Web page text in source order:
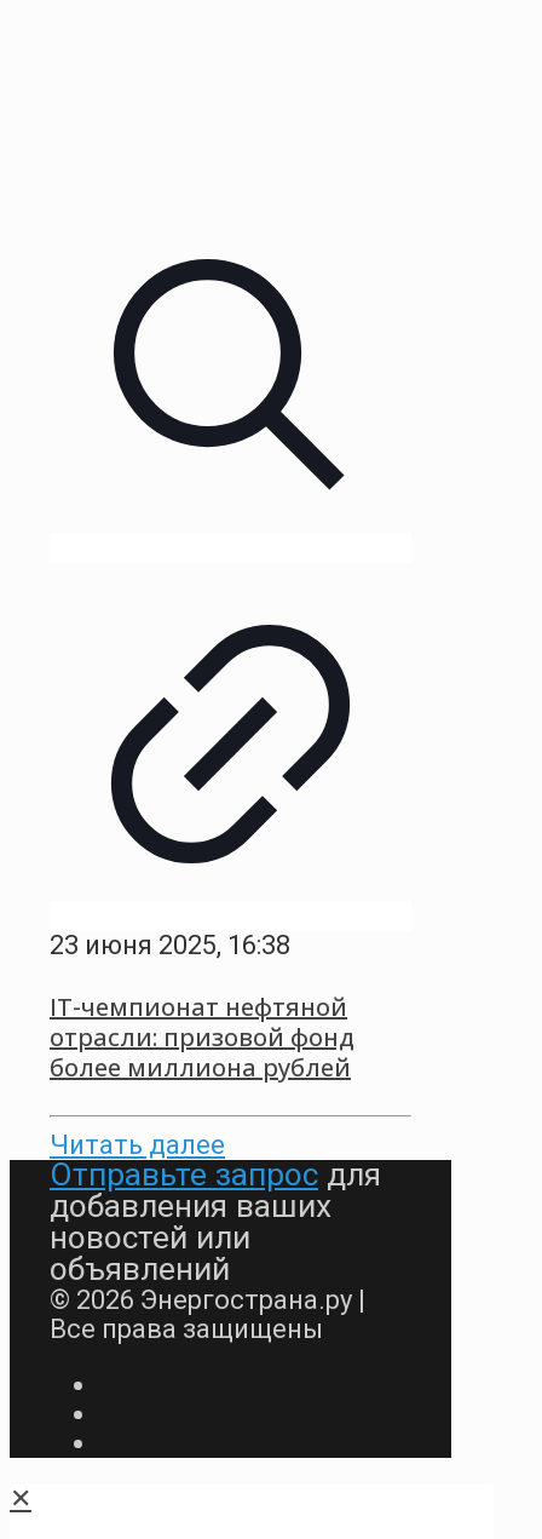
23 июня 2025, 16:38
IT-чемпионат нефтяной
отрасли: призовой фонд
более миллиона рублей
Читать далее
Отправьте запрос для
добавления ваших
новостей или
объявлений
© 2026 Энергострана.ру |
Все права защищены
✕